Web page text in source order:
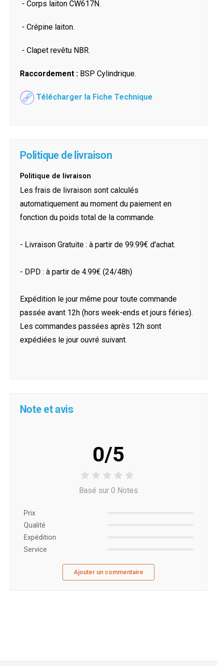
- Corps laiton CW617N.
- Crépine laiton.
- Clapet revêtu NBR.
Raccordement : BSP Cylindrique.
Télécharger la Fiche Technique
Politique de livraison
Politique de livraison
Les frais de livraison sont calculés
automatiquement au moment du paiement en
fonction du poids total de la commande.
- Livraison Gratuite : à partir de 99.99€ d'achat.
- DPD : à partir de 4.99€ (24/48h)
Expédition le jour même pour toute commande
passée avant 12h (hors week-ends et jours féries).
Les commandes passées après 12h sont
expédiées le jour ouvré suivant.
Note et avis
0/5
Basé sur 0 Notes
Prix ​​
Qualité
Expédition
Service
Ajouter un commentaire